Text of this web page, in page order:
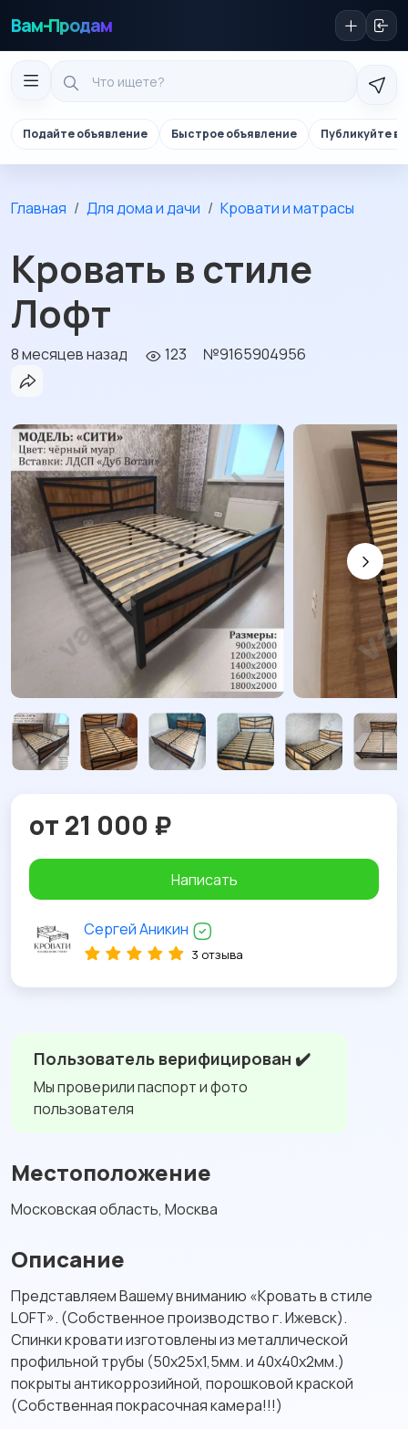
Вам-Продам
Подайте объявление Быстрое объявление Публикуйте в
Главная Для дома и дачи Кровати и матрасы
Кровать в стиле
Лофт
8 месяцев назад 123 №9165904956
Пользователь верифицирован ✔️
Мы проверили паспорт и фото
пользователя
Местоположение
Московская область, Москва
Описание
Представляем Вашему вниманию «Кровать в стиле
LOFT». (Собственное производство г. Ижевск).
Спинки кровати изготовлены из металлической
профильной трубы (50х25х1,5мм. и 40х40х2мм.)
покрыты антикоррозийной, порошковой краской
(Собственная покрасочная камера!!!)
от 21 000 ₽
Написать
Сергей Аникин
3 отзыва